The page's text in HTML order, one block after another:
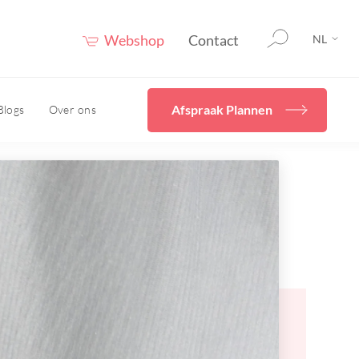
Webshop Contact NL
behandelingen
Over ons Afspraak Plannen